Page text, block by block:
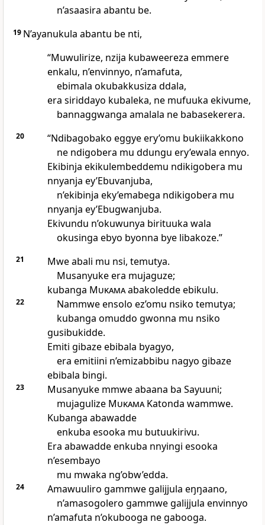
n’asaasira abantu be.
19 N’ayanukula abantu be nti,
“Muwulirize, nzija kubaweereza emmere
enkalu, n’envinnyo, n’amafuta,
ebimala okubakkusiza ddala,
era siriddayo kubaleka, ne mufuuka ekivume,
bannaggwanga amalala ne babasekerera.
20
“Ndibagobako eggye ery’omu bukiikakkono
ne ndigobera mu ddungu ery’ewala ennyo.
Ekibinja ekikulembeddemu ndikigobera mu
nnyanja ey’Ebuvanjuba,
n’ekibinja eky’emabega ndikigobera mu
nnyanja ey’Ebugwanjuba.
Ekivundu n’okuwunya birituuka wala
okusinga ebyo byonna bye libakoze.”
21
Mwe abali mu nsi, temutya.
Musanyuke era mujaguze;
kubanga Mukamaabakoledde ebikulu.
22
Nammwe ensolo ez’omu nsiko temutya;
kubanga omuddo gwonna mu nsiko
gusibukidde.
Emiti gibaze ebibala byagyo,
era emitiini n’emizabbibu nagyo gibaze
ebibala bingi.
23
Musanyuke mmwe abaana ba Sayuuni;
mujagulize MukamaKatonda wammwe.
Kubanga abawadde
enkuba esooka mu butuukirivu.
Era abawadde enkuba nnyingi esooka
n’esembayo
mu mwaka ng’obw’edda.
24
Amawuuliro gammwe galijjula eŋŋaano,
n’amasogolero gammwe galijjula envinnyo
n’amafuta n’okubooga ne gabooga.